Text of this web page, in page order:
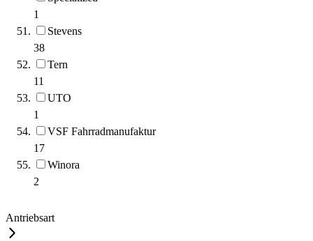
1
Stevens
38
Tern
11
UTO
1
VSF Fahrradmanufaktur
17
Winora
2
Antriebsart